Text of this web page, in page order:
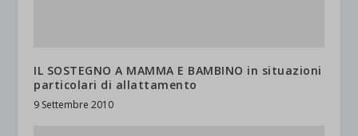
IL SOSTEGNO A MAMMA E BAMBINO in situazioni
particolari di allattamento
9 Settembre 2010